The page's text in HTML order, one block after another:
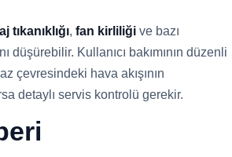
tıkanıklığı, fan kirliliği ve bazı
Kullanıcı bakımının düzenli
çevresindeki hava akışının
detaylı servis kontrolü gerekir.